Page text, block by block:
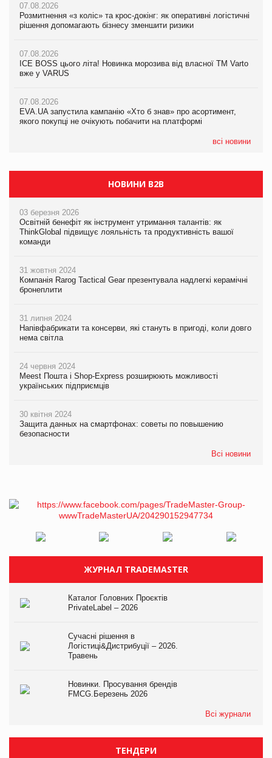
07.08.2026
Розмитнення «з коліс» та крос-докінг: як оперативні логістичні
рішення допомагають бізнесу зменшити ризики
07.08.2026
ICE BOSS цього літа! Новинка морозива від власної ТМ Varto
вже у VARUS
07.08.2026
EVA.UA запустила кампанію «Хто б знав» про асортимент,
якого покупці не очікують побачити на платформі
всі новини
07.08.2026
Розмитнення «з коліс» та крос-докінг: як оперативні логістичні
рішення допомагають бізнесу зменшити ризики
07.08.2026
ICE BOSS цього літа! Новинка морозива від власної ТМ Varto
вже у VARUS
07.08.2026
EVA.UA запустила кампанію «Хто б знав» про асортимент,
якого покупці не очікують побачити на платформі
07.08.2026
Kraft Heinz скоротила збиток у першому півріччі
Продажі Hugo Boss впали на 9%
НОВИНИ B2B
03 березня 2026
Освітній бенефіт як інструмент утримання талантів: як
ThinkGlobal підвищує лояльність та продуктивність вашої
команди
31 жовтня 2024
Компанія Rarog Tactical Gear презентувала надлегкі керамічні
бронеплити
31 липня 2024
Напівфабрикати та консерви, які стануть в пригоді, коли довго
нема світла
24 червня 2024
Meest Пошта і Shop-Express розширюють можливості
українських підприємців
30 квітня 2024
Защита данных на смартфонах: советы по повышению
безопасности
Всі новини
ЖУРНАЛ TRADEMASTER
Каталог Головних Проєктів
PrivateLabel – 2026
Сучасні рішення в
Логістиці&Дистрибуції – 2026.
Травень
Новинки. Просування брендів
FMCG.Березень 2026
Всі журнали
ТЕНДЕРИ